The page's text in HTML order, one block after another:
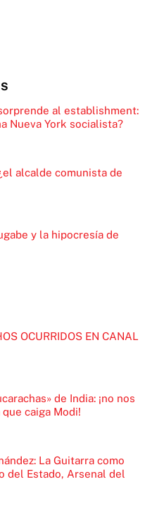
al establishment:
Nueva York socialista?
alcalde comunista de
y la hipocresía de
OCURRIDOS EN CANAL
de India: ¡no nos
caiga Modi!
La Guitarra como
del Estado, Arsenal del